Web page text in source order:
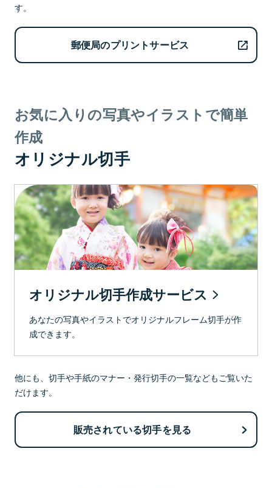
す。
郵便局のプリントサービス
お気に入りの写真やイラストで簡単
作成
オリジナル切手
オリジナル切手作成サービス
あなたの写真やイラストでオリジナルフレーム切手が作
成できます。
他にも、切手や手紙のマナー・発行切手の一覧などもご覧いた
だけます。
販売されている切手を見る